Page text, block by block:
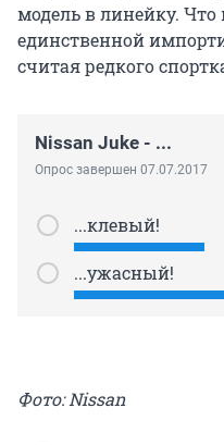
модель в линейку. Что
единственной
считая редкого
Nissan Juke - ...
Опрос завершен 07.07.2017
...клевый!
...ужасный!
Фото: Nissan